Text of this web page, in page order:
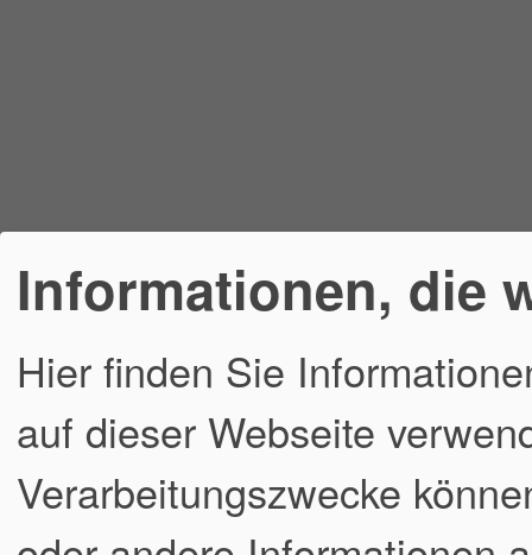
Informationen, die
Hier finden Sie
auf dieser Webseite
Verarbeitungszwecke